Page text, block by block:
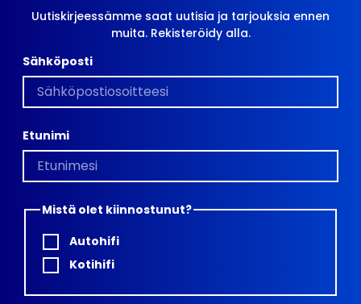
Uutiskirjeessämme saat uutisia ja tarjouksia ennen
muita. Rekisteröidy alla.
Sähköposti
Etunimi
Mistä olet kiinnostunut?
Autohifi
Kotihifi